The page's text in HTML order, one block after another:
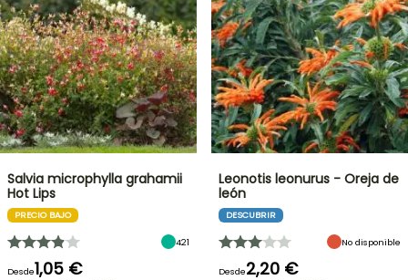
Salvia microphylla grahamii
Hot Lips
PRECIO BAJO
421
Desde1,05 €
Leonotis leonurus - Oreja de
león
DESCUBRIR
No disponible
Desde2,20 €